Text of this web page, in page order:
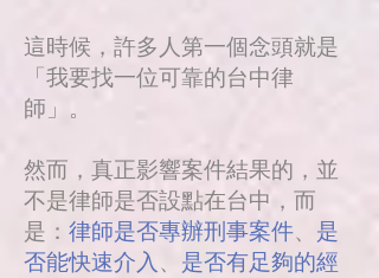
這時候，許多人第一個念頭就是
「我要找一位可靠的台中律
師」。
然而，真正影響案件結果的，並
不是律師是否設點在台中，而
是： 律師是否專辦刑事案件、 是
否能快速介入 、 是否有足夠的經